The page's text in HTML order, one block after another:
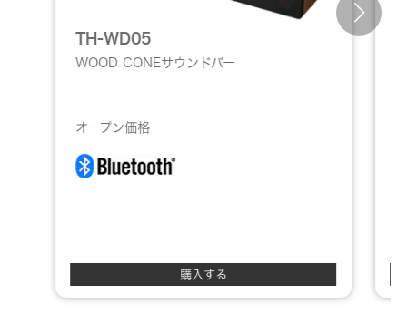
TH-WD05
WOOD CONEサウンドバー
オープン価格
購入する